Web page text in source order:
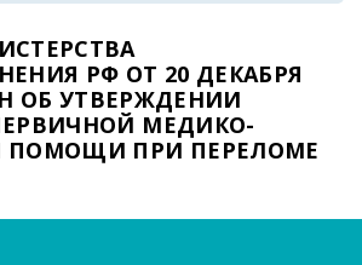
РФ ОТ 20 ДЕКАБРЯ
ОБ УТВЕРЖДЕНИИ
МЕДИКО-
ПОМОЩИ ПРИ ПЕРЕЛОМЕ